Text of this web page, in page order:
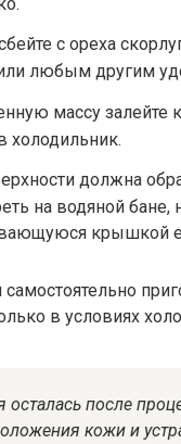
с ореха
любым другим
массу залейте
холодильник.
должна
на водяной бане,
крышкой
самостоятельно
в условиях
осталась после
кожи и